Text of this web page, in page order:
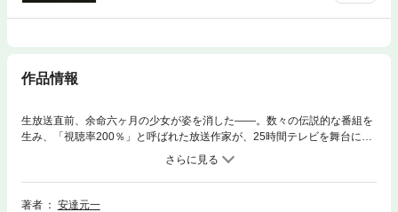
作品情報
生放送直前、余命六ヶ月の少女が姿を消した――。数々の伝説的な番組を
生み、「視聴率200％」と呼ばれた放送作家が、25時間テレビを舞台に描
く新感覚ノンストップミステリー。
著者
安達元一